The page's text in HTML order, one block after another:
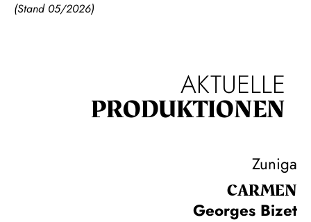
(Stand 05/2026)
AKTUELLE
PRODUKTIONEN
Zuniga
CARMEN
Georges Bizet